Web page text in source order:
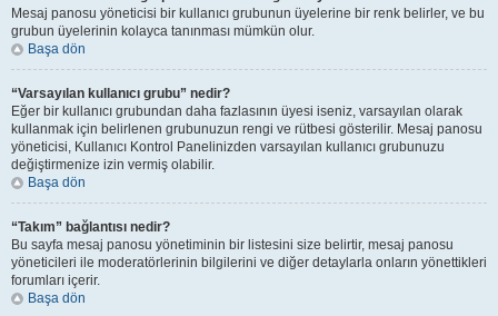
Mesaj panosu yöneticisi bir kullanıcı grubunun üyelerine bir renk belirler, ve bu
grubun üyelerinin kolayca tanınması mümkün olur.
Başa dön
“Varsayılan kullanıcı grubu” nedir?
Eğer bir kullanıcı grubundan daha fazlasının üyesi iseniz, varsayılan olarak
kullanmak için belirlenen grubunuzun rengi ve rütbesi gösterilir. Mesaj panosu
yöneticisi, Kullanıcı Kontrol Panelinizden varsayılan kullanıcı grubunuzu
değiştirmenize izin vermiş olabilir.
Başa dön
“Takım” bağlantısı nedir?
Bu sayfa mesaj panosu yönetiminin bir listesini size belirtir, mesaj panosu
yöneticileri ile moderatörlerinin bilgilerini ve diğer detaylarla onların yönettikleri
forumları içerir.
Başa dön